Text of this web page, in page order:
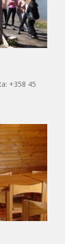
+358 45